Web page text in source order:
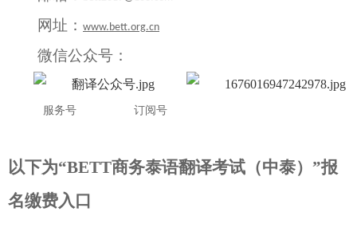
网址： www.bett.org.cn
微信公众号：
服务号 订阅号
以下为“BETT商务泰语翻译考试（中泰）”报
名缴费入口